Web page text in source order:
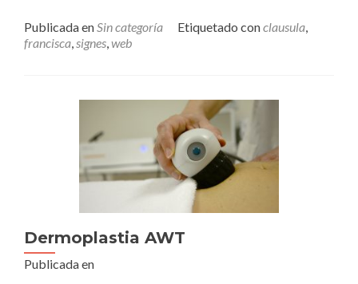
WEB
Publicada enSin categoría Etiquetado conclausula,
francisca,signes,web
Dermoplastia AWT
Publicada en